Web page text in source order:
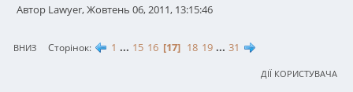
Автор Lawyer, Жовтень 06, 2011, 13:15:46
ВНИЗ Сторінок 1 ... 15 16 17 18 19 ... 31
ДІЇ КОРИСТУВАЧА